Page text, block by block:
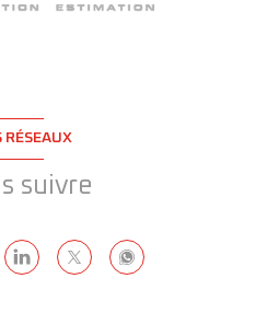
RÉSEAUX
suivre